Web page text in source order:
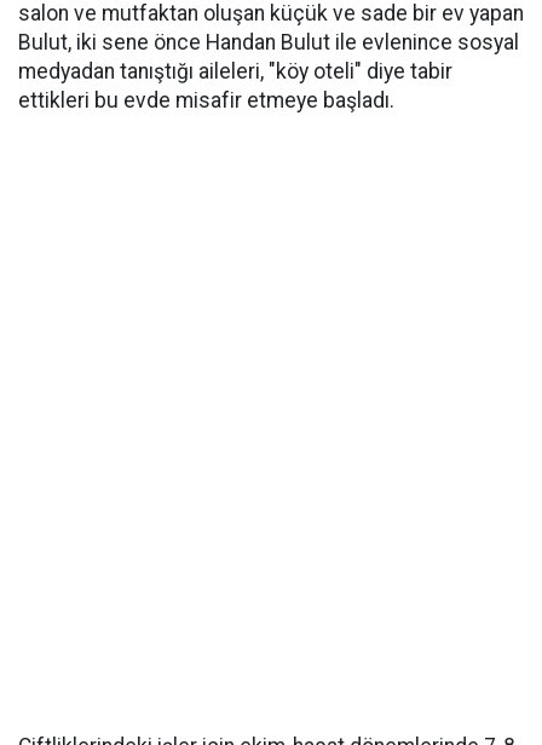
salon ve mutfaktan oluşan küçük ve sade bir ev yapan
Bulut, iki sene önce Handan Bulut ile evlenince sosyal
medyadan tanıştığı aileleri, "köy oteli" diye tabir
ettikleri bu evde misafir etmeye başladı.